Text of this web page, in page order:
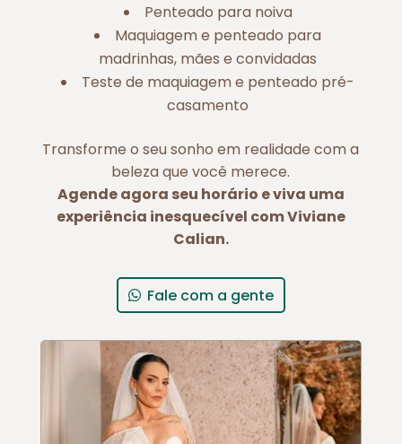
Penteado para noiva
Maquiagem e penteado para
madrinhas, mães e convidadas
Teste de maquiagem e penteado pré-
casamento
Transforme o seu sonho em realidade com a
beleza que você merece.
Agende agora seu horário e viva uma
experiência inesquecível com Viviane
Calian.
Fale com a gente